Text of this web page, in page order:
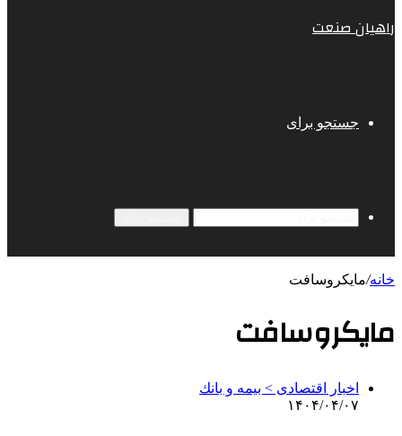
راهیان صنعت
جستجو برای
خانه/مایکروسافت
مایکروسافت
اخبار اقتصادی > بيمه و بانك
۱۴۰۴/۰۴/۰۷